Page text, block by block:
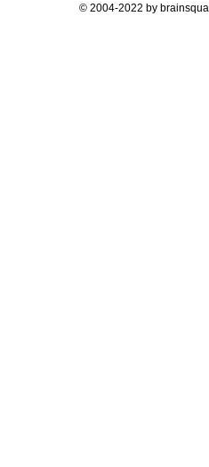
© 2004-2022 by